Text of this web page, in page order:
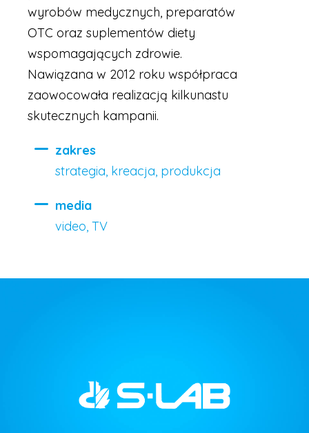
wyrobów medycznych, preparatów
OTC oraz suplementów diety
wspomagających zdrowie.
Nawiązana w 2012 roku współpraca
zaowocowała realizacją kilkunastu
skutecznych kampanii.
zakres
strategia, kreacja, produkcja
media
video, TV